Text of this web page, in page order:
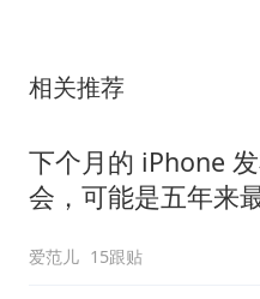
相关推荐
下个月的 iPhone
会，可能是五年来
爱范儿 15跟贴